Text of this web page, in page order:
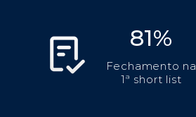
81%
Fechamento na
1ª short list